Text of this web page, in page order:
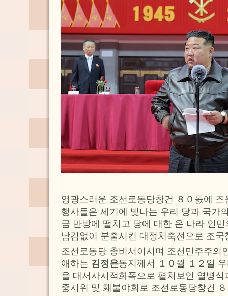
영광스러운 조선로동당창건 ８０돐에
행사들은 세기에 빛나는 우리 당과 국가
금 만방에 떨치고 당에 대한 온 나라 인
남김없이 분출시킨 대정치축전으로 조
조선로동당 총비서이시며 조선민주주의
애하는 김정은동지께서 １０월 １２일
을 대서사시적화폭으로 펼쳐보인 열병
중시위 및 홰불야회로 조선로동당창건